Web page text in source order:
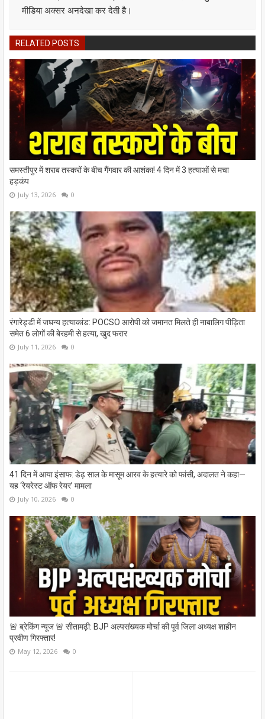
मीडिया अक्सर अनदेखा कर देती है।
RELATED POSTS
समस्तीपुर में शराब तस्करों के बीच गैंगवार की आशंका! 4 दिन में 3 हत्याओं से मचा
हड़कंप
July 13, 2026 0
रंगारेड्डी में जघन्य हत्याकांड: POCSO आरोपी को जमानत मिलते ही नाबालिग पीड़िता
समेत 6 लोगों की बेरहमी से हत्या, खुद फरार
July 11, 2026 0
41 दिन में आया इंसाफ: डेढ़ साल के मासूम आरव के हत्यारे को फांसी, अदालत ने कहा—
यह ‘रेयरेस्ट ऑफ रेयर’ मामला
July 10, 2026 0
🚨 ब्रेकिंग न्यूज 🚨 सीतामढ़ी: BJP अल्पसंख्यक मोर्चा की पूर्व जिला अध्यक्ष शाहीन
प्रवीण गिरफ्तार!
May 12, 2026 0